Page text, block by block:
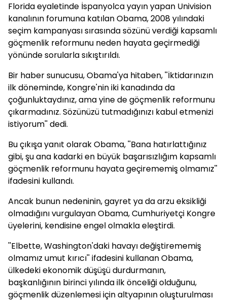
Florida eyaletinde İspanyolca yayın yapan Univision
kanalının forumuna katılan Obama, 2008 yılındaki
seçim kampanyası sırasında sözünü verdiği kapsamlı
göçmenlik reformunu neden hayata geçirmediği
yönünde sorularla sıkıştırıldı.
Bir haber sunucusu, Obama'ya hitaben, ''İktidarınızın
ilk döneminde, Kongre'nin iki kanadında da
çoğunluktaydınız, ama yine de göçmenlik reformunu
çıkarmadınız. Sözünüzü tutmadığınızı kabul etmenizi
istiyorum'' dedi.
Bu çıkışa yanıt olarak Obama, ''Bana hatırlattığınız
gibi, şu ana kadarki en büyük başarısızlığım kapsamlı
göçmenlik reformunu hayata geçirememiş olmamız''
ifadesini kullandı.
Ancak bunun nedeninin, gayret ya da arzu eksikliği
olmadığını vurgulayan Obama, Cumhuriyetçi Kongre
üyelerini, kendisine engel olmakla eleştirdi.
''Elbette, Washington'daki havayı değiştirememiş
olmamız umut kırıcı'' ifadesini kullanan Obama,
ülkedeki ekonomik düşüşü durdurmanın,
başkanlığının birinci yılında ilk önceliği olduğunu,
göçmenlik düzenlemesi için altyapının oluşturulması